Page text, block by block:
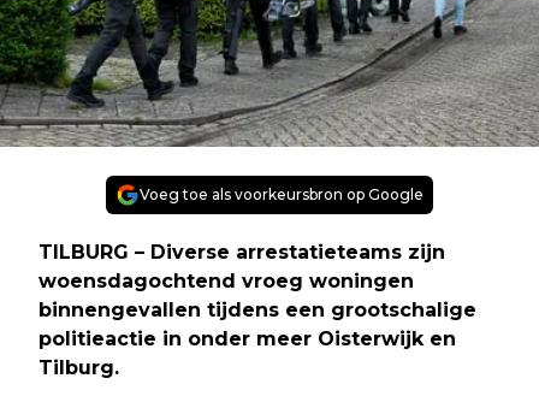
Voeg toe als voorkeursbron op Google
TILBURG – Diverse arrestatieteams zijn
woensdagochtend vroeg woningen
binnengevallen tijdens een grootschalige
politieactie in onder meer Oisterwijk en
Tilburg.